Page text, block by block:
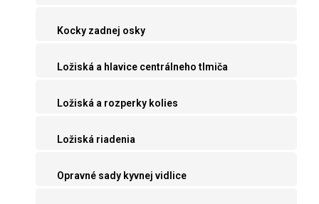
Kocky zadnej osky
Ložiská a hlavice centrálneho tlmiča
Ložiská a rozperky kolies
Ložiská riadenia
Opravné sady kyvnej vidlice